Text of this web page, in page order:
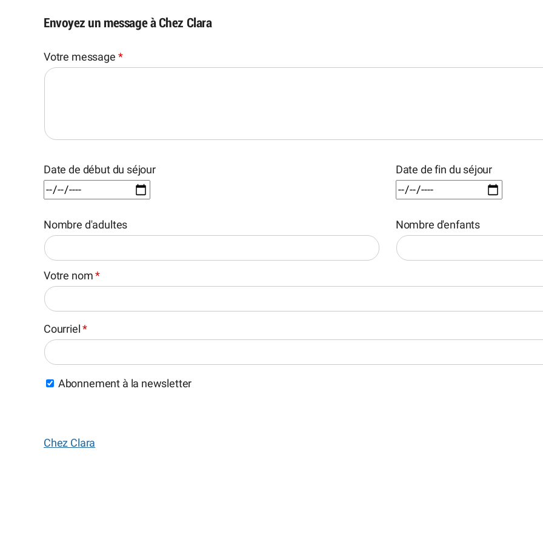
Envoyez un message à Chez Clara
Votre message *
Date de début du séjour Date de fin du séjour
Nombre d'adultes Nombre d'enfants
Votre nom*
Courriel*
Abonnement à la newsletter
Chez Clara